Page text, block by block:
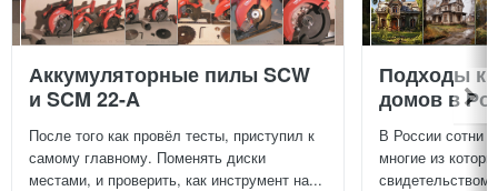
Аккумуляторные пилы SCW
и SCM 22-A
После того как провёл тесты, приступил к
самому главному. Поменять диски
местами, и проверить, как инструмент на...
Подходы к
домов в
В России сотни
многие из
свидетельством